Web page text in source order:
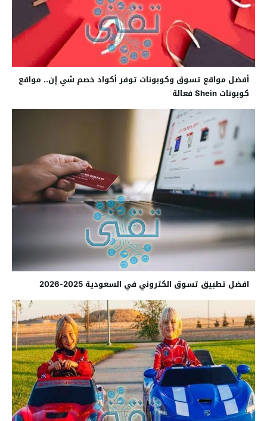
أفضل مواقع تسوق وكوبونات توفر أكواد خصم شي إن.. مواقع
كوبونات Shein فعالة
افضل تطبيق تسوق الكتروني في السعودية 2025-2026